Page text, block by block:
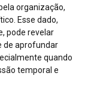
organização,
Esse dado,
pode revelar
de aprofundar
quando
temporal e